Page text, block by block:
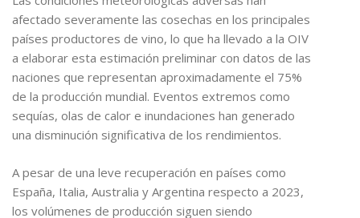
afectado severamente las cosechas en los principales
países productores de vino, lo que ha llevado a la OIV
a elaborar esta estimación preliminar con datos de las
naciones que representan aproximadamente el 75%
de la producción mundial. Eventos extremos como
sequías, olas de calor e inundaciones han generado
una disminución significativa de los rendimientos.
A pesar de una leve recuperación en países como
España, Italia, Australia y Argentina respecto a 2023,
los volúmenes de producción siguen siendo